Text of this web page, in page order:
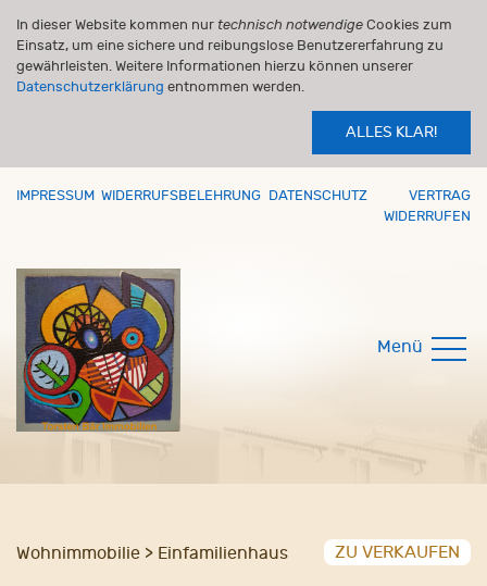
In dieser Website kommen nur technisch notwendige Cookies zum
Einsatz, um eine sichere und reibungslose Benutzererfahrung zu
gewährleisten. Weitere Informationen hierzu können unserer
Datenschutzerklärung entnommen werden.
ALLES KLAR!
IMPRESSUM WIDERRUFSBELEHRUNG DATENSCHUTZ
VERTRAG
WIDERRUFEN
Menü
Wohnimmobilie > Einfamilienhaus ZU VERKAUFEN